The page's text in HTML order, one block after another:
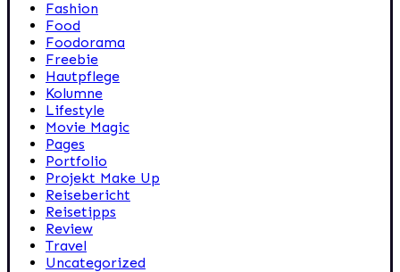
Fashion
Food
Foodorama
Freebie
Hautpflege
Kolumne
Lifestyle
Movie Magic
Pages
Portfolio
Projekt Make Up
Reisebericht
Reisetipps
Review
Travel
Uncategorized